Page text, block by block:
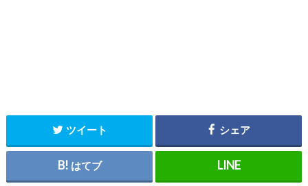
ツイート シェア
はてブ